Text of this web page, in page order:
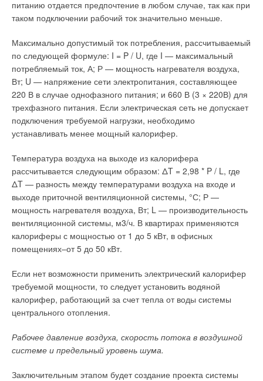
питанию отдается предпочтение в любом случае, так как при
таком подключении рабочий ток значительно меньше.
Максимально допустимый ток потребления, рассчитываемый
по следующей формуле: I = P / U, где I — максимальный
потребляемый ток, А; Р — мощность нагревателя воздуха,
Вт; U — напряжение сети электропитания, составляющее
220 В в случае однофазного питания; и 660 В (3 × 220В) для
трехфазного питания. Если электрическая сеть не допускает
подключения требуемой нагрузки, необходимо
устанавливать менее мощный калорифер.
Температура воздуха на выходе из калорифера
рассчитывается следующим образом: ΔT = 2,98 * P / L, где
ΔT — разность между температурами воздуха на входе и
выходе приточной вентиляционной системы, °С; Р —
мощность нагревателя воздуха, Вт; L — производительность
вентиляционной системы, м3/ч. В квартирах применяются
калориферы с мощностью от 1 до 5 кВт, в офисных
помещениях–от 5 до 50 кВт.
Если нет возможности применить электрический калорифер
требуемой мощности, то следует установить водяной
калорифер, работающий за счет тепла от воды системы
центрального отопления.
Рабочее давление воздуха, скорость потока в воздушной
системе и предельный уровень шума.
Заключительным этапом будет создание проекта системы